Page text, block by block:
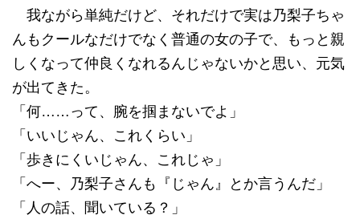
我ながら単純だけど、それだけで実は乃梨子ちゃ
んもクールなだけでなく普通の女の子で、もっと親
しくなって仲良くなれるんじゃないかと思い、元気
が出てきた。
「何……って、腕を掴まないでよ」
「いいじゃん、これくらい」
「歩きにくいじゃん、これじゃ」
「へー、乃梨子さんも『じゃん』とか言うんだ」
「人の話、聞いている？」